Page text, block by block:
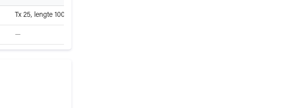
Tx 25, lengte 100 mm
—
gespecificeerd